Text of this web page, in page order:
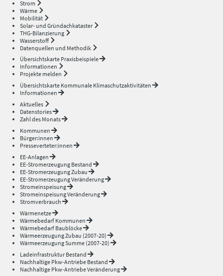
Strom
Wärme
Mobilität
Solar- und Gründachkataster
THG-Bilanzierung
Wasserstoff
Datenquellen und Methodik
Übersichtskarte Praxisbeispiele
Informationen
Projekte melden
Übersichtskarte Kommunale Klimaschutzaktivitäten
Informationen
Aktuelles
Datenstories
Zahl des Monats
Kommunen
Bürger:innen
Presseverteter:innen
EE-Anlagen
EE-Stromerzeugung Bestand
EE-Stromerzeugung Zubau
EE-Stromerzeugung Veränderung
Stromeinspeisung
Stromeinspeisung Veränderung
Stromverbrauch
Wärmenetze
Wärmebedarf Kommunen
Wärmebedarf Baublöcke
Wärmeerzeugung Zubau (2007-20)
Wärmeerzeugung Summe (2007-20)
Ladeinfrastruktur Bestand
Nachhaltige Pkw-Antriebe Bestand
Nachhaltige Pkw-Antriebe Veränderung